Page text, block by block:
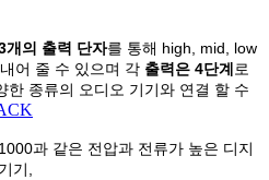
개의 출력 단자를 통해 high, mid, low
어 줄 수 있으며 각 출력은 4단계 로
한 종류의 오디오 기기와 연결 할 수
과 같은 전압과 전류가 높은 디지
기,